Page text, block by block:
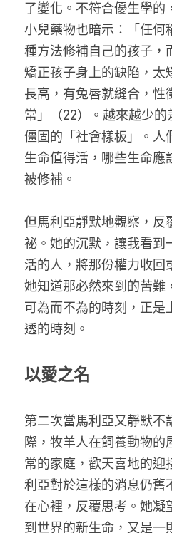
了變化。不符合優生學的
小兒藥物也暗示：「任何
種方法修補自己的孩子，
矯正孩子身上的缺陷，太
長高，有兔唇就縫合，性
常」（22）。越來越少
僵固的「社會樣板」。人
生命值得活，哪些生命應
被修補。
但馬利亞靜默地觀察，反
祕。她的沉默，讓我看到
活的人，將那份權力收回
她知道那必然來到的苦難
可為而不為的時刻，正是
透的時刻。
以愛之名
第二次當馬利亞又靜默不
際，牧羊人在飼養動物的
常的家庭，歡天喜地的迎
利亞對於這樣的消息仍舊
在心裡，反覆思考。她凝
到世界的新生命，又是一